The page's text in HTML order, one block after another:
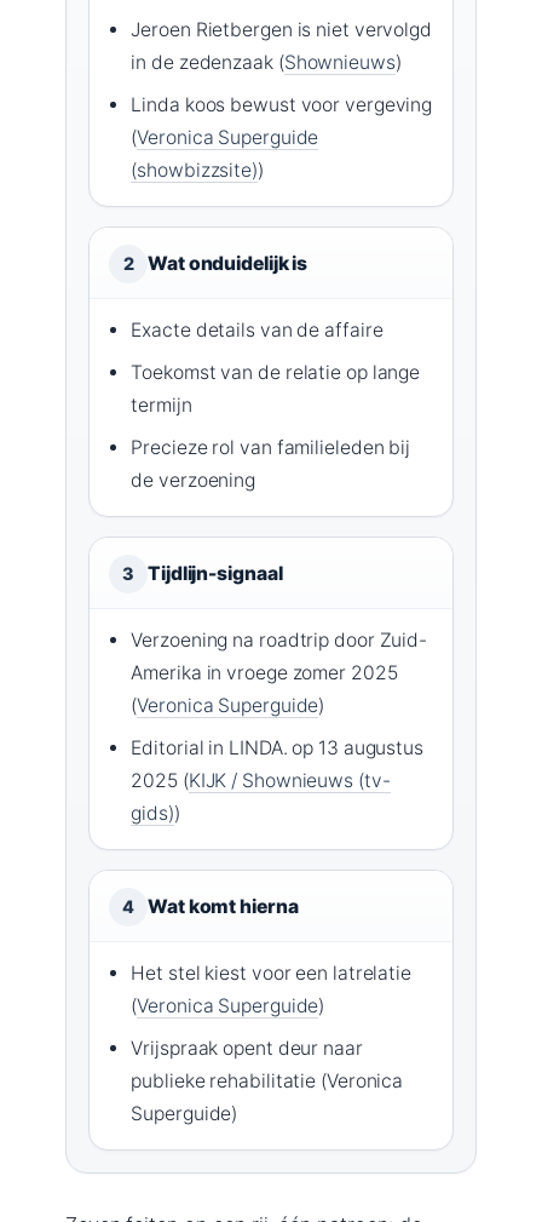
Jeroen Rietbergen is niet vervolgd
in de zedenzaak (Shownieuws)
Linda koos bewust voor vergeving
(Veronica Superguide
(showbizzsite))
2 Wat onduidelijk is
Exacte details van de affaire
Toekomst van de relatie op lange
termijn
Precieze rol van familieleden bij
de verzoening
3 Tijdlijn-signaal
Verzoening na roadtrip door Zuid-
Amerika in vroege zomer 2025
(Veronica Superguide)
Editorial in LINDA. op 13 augustus
2025 (KIJK / Shownieuws (tv-
gids))
4 Wat komt hierna
Het stel kiest voor een latrelatie
(Veronica Superguide)
Vrijspraak opent deur naar
publieke rehabilitatie (Veronica
Superguide)